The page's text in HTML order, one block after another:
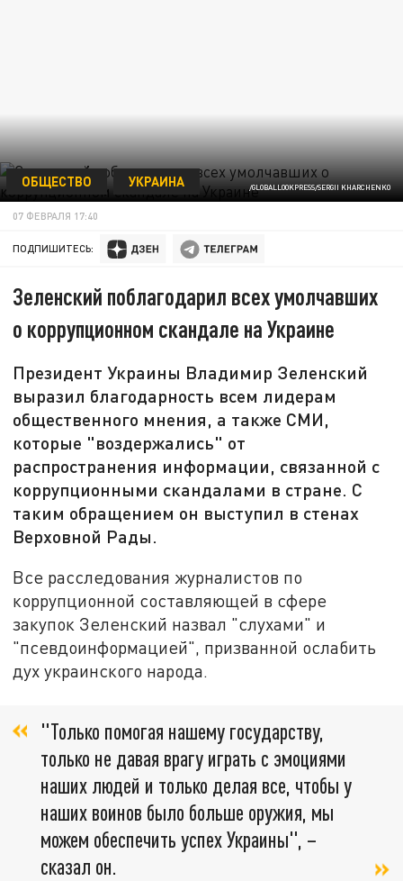
/GLOBALLOOKPRESS/SERGII KHARCHENKO
ОБЩЕСТВО УКРАИНА
07 ФЕВРАЛЯ 17:40
ПОДПИШИТЕСЬ:
Зеленский поблагодарил всех умолчавших
о коррупционном скандале на Украине
Президент Украины Владимир Зеленский
выразил благодарность всем лидерам
общественного мнения, а также СМИ,
которые "воздержались" от
распространения информации, связанной с
коррупционными скандалами в стране. С
таким обращением он выступил в стенах
Верховной Рады.
Все расследования журналистов по
коррупционной составляющей в сфере
закупок Зеленский назвал "слухами" и
"псевдоинформацией", призванной ослабить
дух украинского народа.
"Только помогая нашему государству,
только не давая врагу играть с эмоциями
наших людей и только делая все, чтобы у
наших воинов было больше оружия, мы
можем обеспечить успех Украины", –
сказал он.